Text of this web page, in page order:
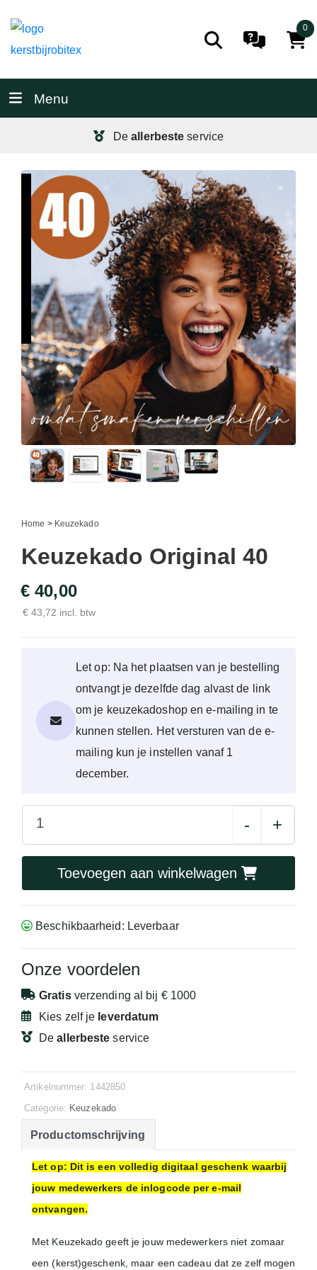
0
Menu
Deallerbeste service
Home > Keuzekado
Keuzekado Original 40
€ 40,00
€ 43,72 incl. btw
Let op: Na het plaatsen van je bestelling
ontvangt je dezelfde dag alvast de link
om je keuzekadoshop en e-mailing in te
kunnen stellen. Het versturen van de e-
mailing kun je instellen vanaf 1
december.
- +
Toevoegen aan winkelwagen
Beschikbaarheid: Leverbaar
Onze voordelen
Gratisverzending al bij € 1000
Kies zelf je leverdatum
Deallerbeste service
Artikelnummer: 1442850
Categorie: Keuzekado
Productomschrijving
Let op: Dit is een volledig digitaal geschenk waarbij
jouw medewerkers de inlogcode per e-mail
ontvangen.
Met Keuzekado geeft je jouw medewerkers niet zomaar
een (kerst)geschenk, maar een cadeau dat ze zelf mogen